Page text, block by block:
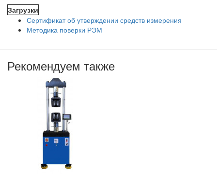
Загрузки
Сертификат об утверждении средств измерения
Методика поверки РЭМ
Рекомендуем также